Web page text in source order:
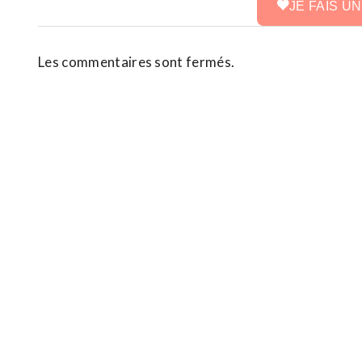
JE FAIS
Les commentaires sont fermés.